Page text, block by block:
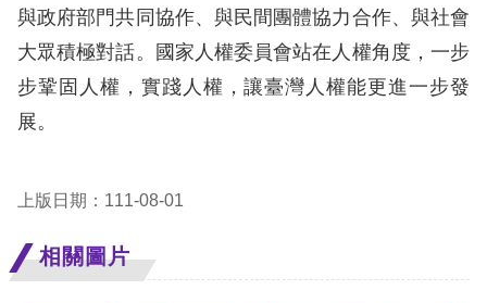
頁
網
站
導
站
與政府部門共同協作、與民間團體協力合作、與社會
大眾積極對話。國家人權委員會站在人權角度，一步
步鞏固人權，實踐人權，讓臺灣人權能更進一步發
展。
上版日期：111-08-01
相關圖片